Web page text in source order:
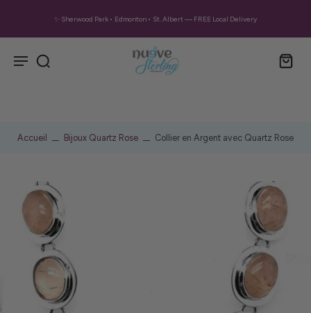
✨ Sherwood Park • Edmonton • St. Albert — FREE Local Delivery
Accueil Bijoux Quartz Rose Collier en Argent avec Quartz Rose